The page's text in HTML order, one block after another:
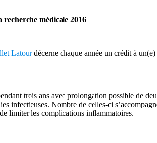
médicale 2016
Latourdécerne chaque année un crédit à
trois ans avec prolongation possible de
infectieuses. Nombre de celles-ci
limiter les complications inflammatoires.